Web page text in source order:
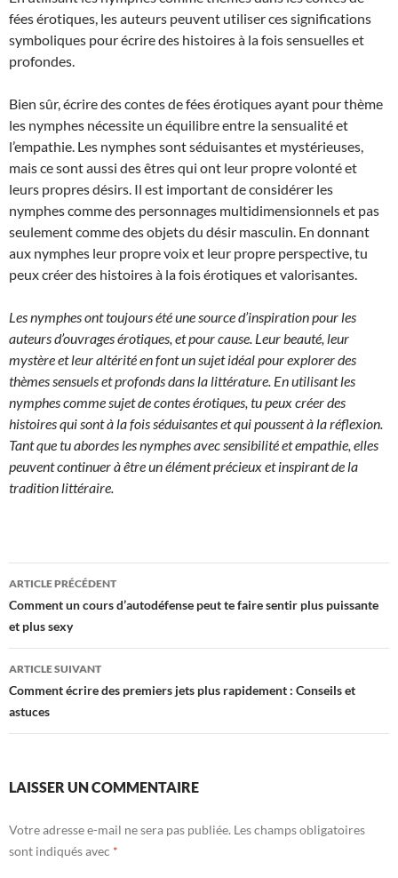
fées érotiques, les auteurs peuvent utiliser ces significations
symboliques pour écrire des histoires à la fois sensuelles et
profondes.
Bien sûr, écrire des contes de fées érotiques ayant pour thème
les nymphes nécessite un équilibre entre la sensualité et
l’empathie. Les nymphes sont séduisantes et mystérieuses,
mais ce sont aussi des êtres qui ont leur propre volonté et
leurs propres désirs. Il est important de considérer les
nymphes comme des personnages multidimensionnels et pas
seulement comme des objets du désir masculin. En donnant
aux nymphes leur propre voix et leur propre perspective, tu
peux créer des histoires à la fois érotiques et valorisantes.
Les nymphes ont toujours été une source d’inspiration pour les
auteurs d’ouvrages érotiques, et pour cause. Leur beauté, leur
mystère et leur altérité en font un sujet idéal pour explorer des
thèmes sensuels et profonds dans la littérature. En utilisant les
nymphes comme sujet de contes érotiques, tu peux créer des
histoires qui sont à la fois séduisantes et qui poussent à la réflexion.
Tant que tu abordes les nymphes avec sensibilité et empathie, elles
peuvent continuer à être un élément précieux et inspirant de la
tradition littéraire.
Navigation
des
articles
ARTICLE PRÉCÉDENT
Comment un cours d’autodéfense peut te faire sentir plus puissante
et plus sexy
ARTICLE SUIVANT
Comment écrire des premiers jets plus rapidement : Conseils et
astuces
LAISSER UN COMMENTAIRE
Votre adresse e-mail ne sera pas publiée. Les champs obligatoires
sont indiqués avec *